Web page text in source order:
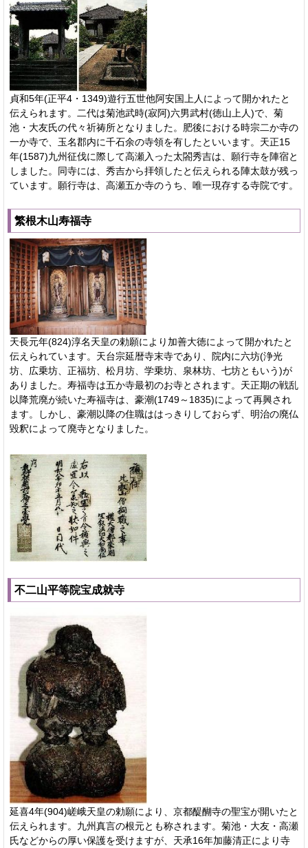
貞和5年(正平4・1349)遊行五世他阿安国上人によって開かれたと
伝えられます。二代は菊池武時(寂阿)六男武村(徳山上人)で、菊
池・大友氏の代々祈祷所となりました。肥後における時宗二か寺の
一か寺で、玉名郡内に千石余の寺領を有したといいます。天正15
年(1587)九州征伐に際して高瀬入った太閤秀吉は、願行寺を陣宿と
しました。同寺には、秀吉から拝領したと伝えられる陣太鼓が残っ
ています。願行寺は、高瀬五か寺のうち、唯一現存する寺院です。
繁根木山寿福寺
天長元年(824)淳名天皇の勅願により加善大徳によって開かれたと
伝えられています。天台宗延暦寺末寺であり、院内に六坊(浄光
坊、広乗坊、正福坊、松月坊、学乗坊、泉林坊、七坊ともいう)が
ありました。寿福寺は五か寺最初のお寺とされます。天正期の戦乱
以降荒廃が続いた寿福寺は、豪潮(1749～1835)によって再興され
ます。しかし、豪潮以降の住職ははっきりしておらず、明治の廃仏
毀釈によって廃寺となりました。
不二山平等院宝成就寺
延喜4年(904)嵯峨天皇の勅願により、京都醍醐寺の聖宝が開いたと
伝えられます。九州真言の根元とも称されます。菊池・大友・高瀬
氏などからの厚い保護を受けますが、天承16年加藤清正により寺